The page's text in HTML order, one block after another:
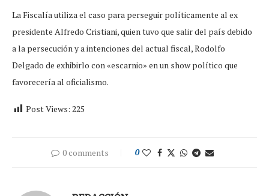
La Fiscalía utiliza el caso para perseguir políticamente al ex
presidente Alfredo Cristiani, quien tuvo que salir del país debido
a la persecución y a intenciones del actual fiscal, Rodolfo
Delgado de exhibirlo con «escarnio» en un show político que
favorecería al oficialismo.
Post Views: 225
0 comments 0